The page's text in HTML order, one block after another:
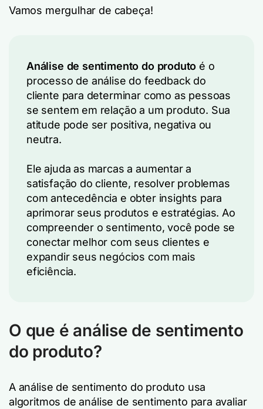
Vamos mergulhar de cabeça!
Análise de sentimento do produto é o
processo de análise do feedback do
cliente para determinar como as pessoas
se sentem em relação a um produto. Sua
atitude pode ser positiva, negativa ou
neutra.
Ele ajuda as marcas a aumentar a
satisfação do cliente, resolver problemas
com antecedência e obter insights para
aprimorar seus produtos e estratégias. Ao
compreender o sentimento, você pode se
conectar melhor com seus clientes e
expandir seus negócios com mais
eficiência.
O que é análise de sentimento
do produto?
A análise de sentimento do produto usa
algoritmos de análise de sentimento para avaliar